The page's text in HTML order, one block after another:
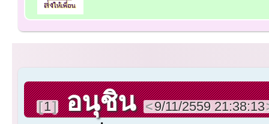
1 อนุชิน 9/11/2559 21:38:13